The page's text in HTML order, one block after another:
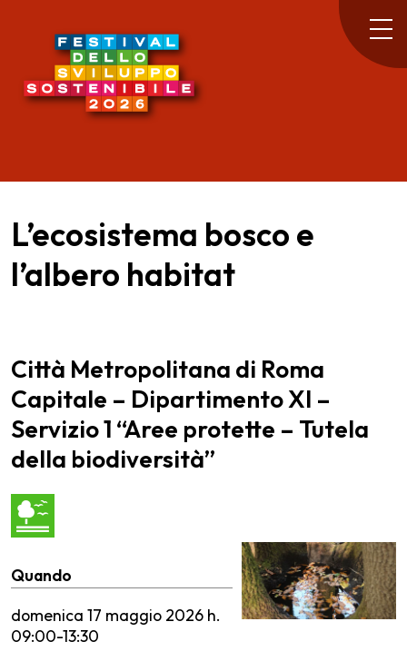
L’ecosistema bosco e
l’albero habitat
Città Metropolitana di Roma
Capitale – Dipartimento XI –
Servizio 1 “Aree protette – Tutela
della biodiversità”
Quando
domenica 17 maggio 2026 h.
09:00-13:30